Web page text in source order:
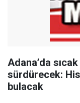
Adana’da
sürdürecek:
bulacak